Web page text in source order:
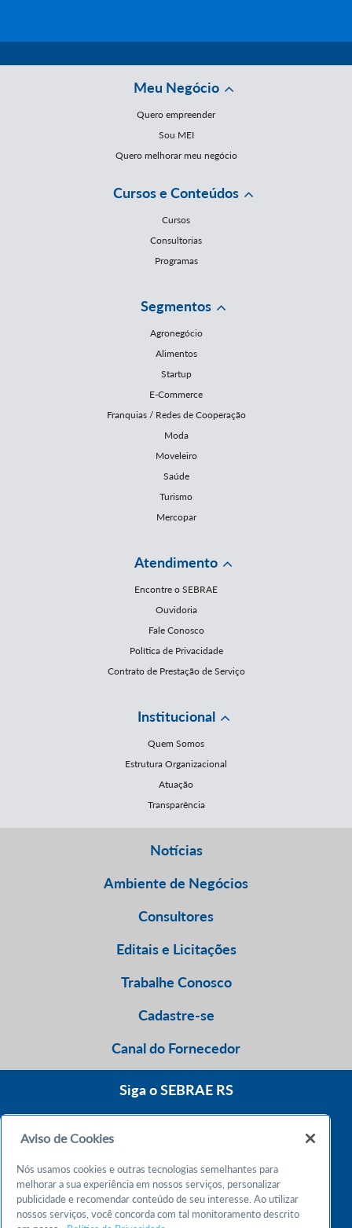
Meu Negócio
Quero empreender
Sou MEI
Quero melhorar meu negócio
Cursos e Conteúdos
Cursos
Consultorias
Programas
Segmentos
Agronegócio
Alimentos
Startup
E-Commerce
Franquias / Redes de Cooperação
Moda
Moveleiro
Saúde
Turismo
Mercopar
Atendimento
Encontre o SEBRAE
Ouvidoria
Fale Conosco
Política de Privacidade
Contrato de Prestação de Serviço
Institucional
Quem Somos
Estrutura Organizacional
Atuação
Transparência
Notícias
Ambiente de Negócios
Consultores
Editais e Licitações
Trabalhe Conosco
Cadastre-se
Canal do Fornecedor
Siga o SEBRAE RS
Atendimento 24h
Chame no WhatsApp
Aviso de Cookies
Nós usamos cookies e outras tecnologias semelhantes para
melhorar a sua experiência em nossos serviços, personalizar
publicidade e recomendar conteúdo de seu interesse. Ao utilizar
nossos serviços, você concorda com tal monitoramento descrito